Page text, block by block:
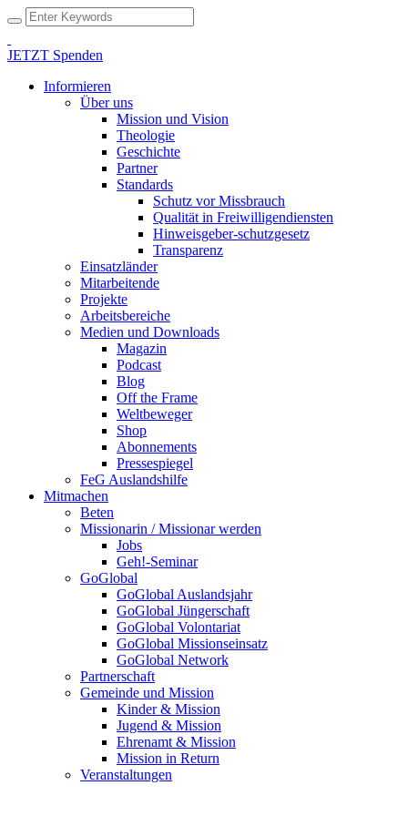
JETZT Spenden
Informieren
Über uns
Mission und Vision
Theologie
Geschichte
Partner
Standards
Schutz vor Missbrauch
Qualität in Freiwilligendiensten
Hinweisgeber-schutzgesetz
Transparenz
Einsatzländer
Mitarbeitende
Projekte
Arbeitsbereiche
Medien und Downloads
Magazin
Podcast
Blog
Off the Frame
Weltbeweger
Shop
Abonnements
Pressespiegel
FeG Auslandshilfe
Mitmachen
Beten
Missionarin / Missionar werden
Jobs
Geh!-Seminar
GoGlobal
GoGlobal Auslandsjahr
GoGlobal Jüngerschaft
GoGlobal Volontariat
GoGlobal Missionseinsatz
GoGlobal Network
Partnerschaft
Gemeinde und Mission
Kinder & Mission
Jugend & Mission
Ehrenamt & Mission
Mission in Return
Veranstaltungen